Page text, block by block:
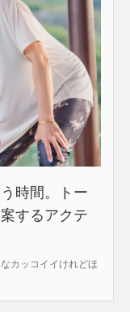
時間。トー
するアクテ
カッコイイけれどほ